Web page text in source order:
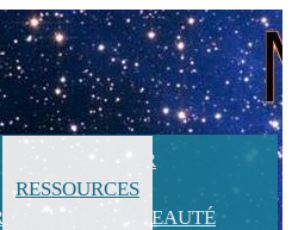
CALENDRIER
RESSOURCES
NOUVEAUTÉ